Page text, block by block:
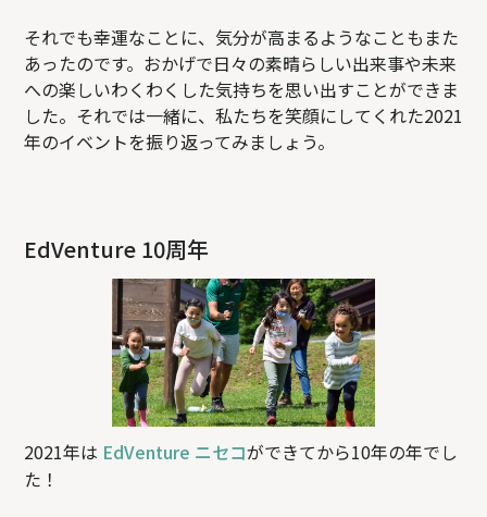
それでも幸運なことに、気分が高まるようなこともまた
あったのです。おかげで日々の素晴らしい出来事や未来
への楽しいわくわくした気持ちを思い出すことができま
した。それでは一緒に、私たちを笑顔にしてくれた2021
年のイベントを振り返ってみましょう。
EdVenture 10周年
2021年は EdVenture ニセコができてから10年の年でし
た！